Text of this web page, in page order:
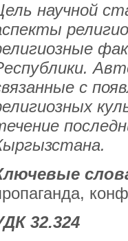
научной
с
32.324